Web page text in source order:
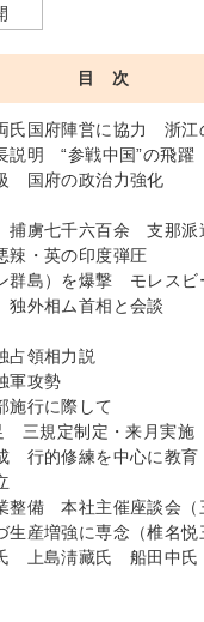
目 次
氏国府陣営に協力 浙江
明 “参戦中国”の飛躍
国府の政治力強化
虜七千六百余 支那派
・英の印度弾圧
群島）を爆撃 モレスビ
外相ム首相と会談
領相力説
軍攻勢
施行に際して
三規定制定・来月実施
行的修練を中心に教育
整備 本社主催座談会
産増強に専念（椎名
上島淸藏氏 船田中